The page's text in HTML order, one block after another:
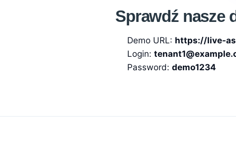
Sprawdź nasze
Demo URL: https://live-
Login:
Password: demo1234